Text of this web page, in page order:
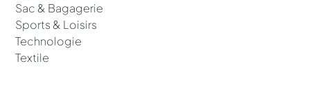
Sac & Bagagerie
Sports & Loisirs
Technologie
Textile